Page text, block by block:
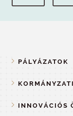
PÁLYÁZATOK
INNOVÁCIÓS